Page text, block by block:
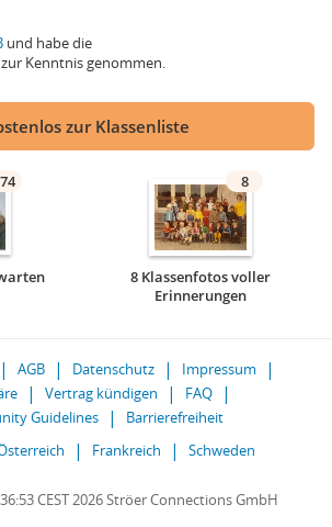
und habe die
zur Kenntnis genommen.
zur Klassenliste
8
8 Klassenfotos voller
Erinnerungen
AGB Datenschutz
Impressum
Vertrag kündigen
FAQ
Guidelines
Barrierefreiheit
Frankreich Schweden
CEST 2026 Ströer Connections GmbH